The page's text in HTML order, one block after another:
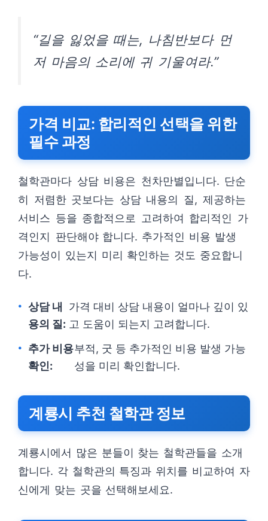
“길을 잃었을 때는, 나침반보다 먼
저 마음의 소리에 귀 기울여라.”
가격 비교: 합리적인 선택을 위한
필수 과정
철학관마다 상담 비용은 천차만별입니다. 단순
히 저렴한 곳보다는 상담 내용의 질, 제공하는
서비스 등을 종합적으로 고려하여 합리적인 가
격인지 판단해야 합니다. 추가적인 비용 발생
가능성이 있는지 미리 확인하는 것도 중요합니
다.
상담 내
용의 질:
가격 대비 상담 내용이 얼마나 깊이 있
고 도움이 되는지 고려합니다.
추가 비용
확인:
부적, 굿 등 추가적인 비용 발생 가능
성을 미리 확인합니다.
계룡시 추천 철학관 정보
계룡시에서 많은 분들이 찾는 철학관들을 소개
합니다. 각 철학관의 특징과 위치를 비교하여 자
신에게 맞는 곳을 선택해보세요.